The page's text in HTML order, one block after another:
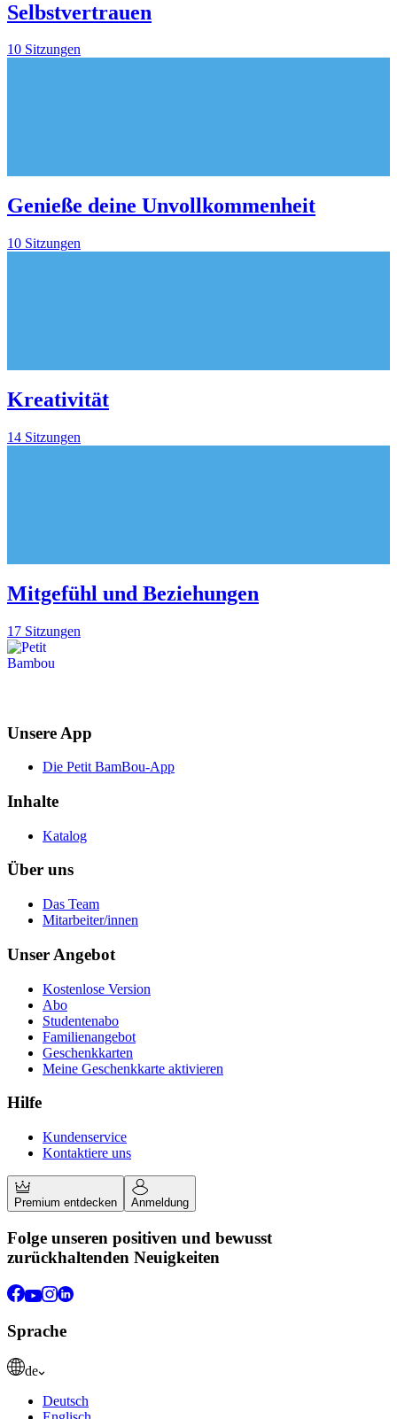
Selbstvertrauen
10 Sitzungen
Genieße deine Unvollkommenheit
10 Sitzungen
Kreativität
14 Sitzungen
Mitgefühl und Beziehungen
17 Sitzungen
Unsere App
Die Petit BamBou-App
Inhalte
Katalog
Über uns
Das Team
Mitarbeiter/innen
Unser Angebot
Kostenlose Version
Abo
Studentenabo
Familienangebot
Geschenkkarten
Meine Geschenkkarte aktivieren
Hilfe
Kundenservice
Kontaktiere uns
Premium entdecken Anmeldung
Folge unseren positiven und bewusst
zurückhaltenden Neuigkeiten
Sprache
de
Deutsch